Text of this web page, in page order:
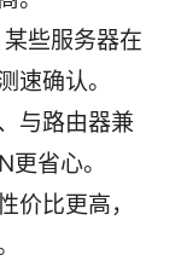
些服务器在
速确认。
与路由器兼
省心。
价比更高，